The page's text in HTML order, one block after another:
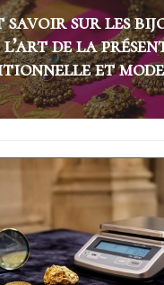
savoir sur les
l’art de la
et